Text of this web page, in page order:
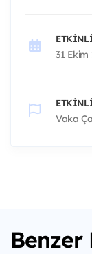
31
Vaka